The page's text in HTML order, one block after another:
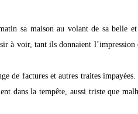
sa maison au volant de sa belle
à voir, tant ils donnaient
de factures et autres traites
dans la tempête, aussi triste que